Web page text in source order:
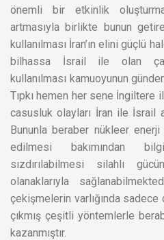
önemli bir etkinlik
artmasıyla birlikte bunun
kullanılması İran’ın elini güçlü
bilhassa İsrail ile olan
kullanılması kamuoyunun
Tıpkı hemen her sene İngiltere
casusluk olayları İran ile İsrail
Bununla beraber nükleer
edilmesi bakımından
sızdırılabilmesi silahlı
olanaklarıyla
çekişmelerin varlığında
çıkmış çeşitli yöntemlerle
kazanmıştır.